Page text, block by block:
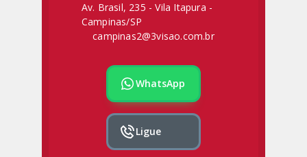
Av. Brasil, 235 - Vila Itapura -
Campinas/SP
campinas2@3visao.com.br
WhatsApp
Ligue